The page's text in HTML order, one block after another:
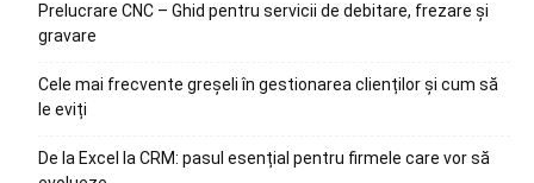
Prelucrare CNC – Ghid pentru servicii de debitare, frezare și
gravare
Cele mai frecvente greșeli în gestionarea clienților și cum să
le eviți
De la Excel la CRM: pasul esențial pentru firmele care vor să